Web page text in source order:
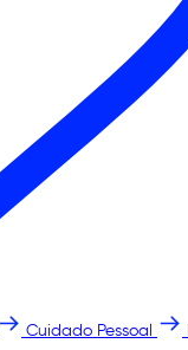
Cuidado Pessoal